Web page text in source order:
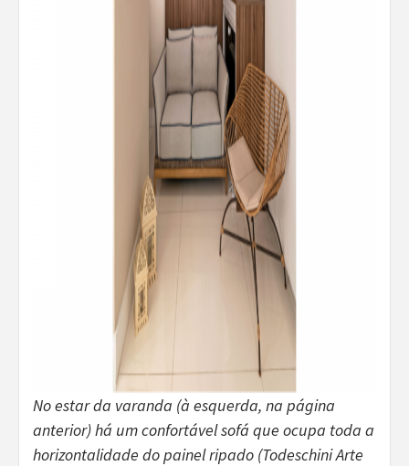
No estar da varanda (à esquerda, na página
anterior) há um confortável sofá que ocupa toda a
horizontalidade do painel ripado (Todeschini Arte